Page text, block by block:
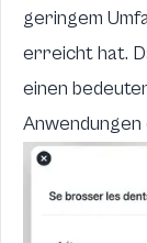
geringem
erreicht hat.
einen
Anwendungen